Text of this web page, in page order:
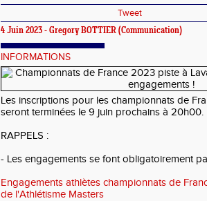
Tweet
4 Juin 2023 - Gregory BOTTIER (Communication)
INFORMATIONS
Les inscriptions pour les championnats de
seront terminées le 9 juin prochains à 20h00.
RAPPELS :
- Les engagements se font obligatoirement
Engagements athlètes championnats de
de l'Athlétisme Masters